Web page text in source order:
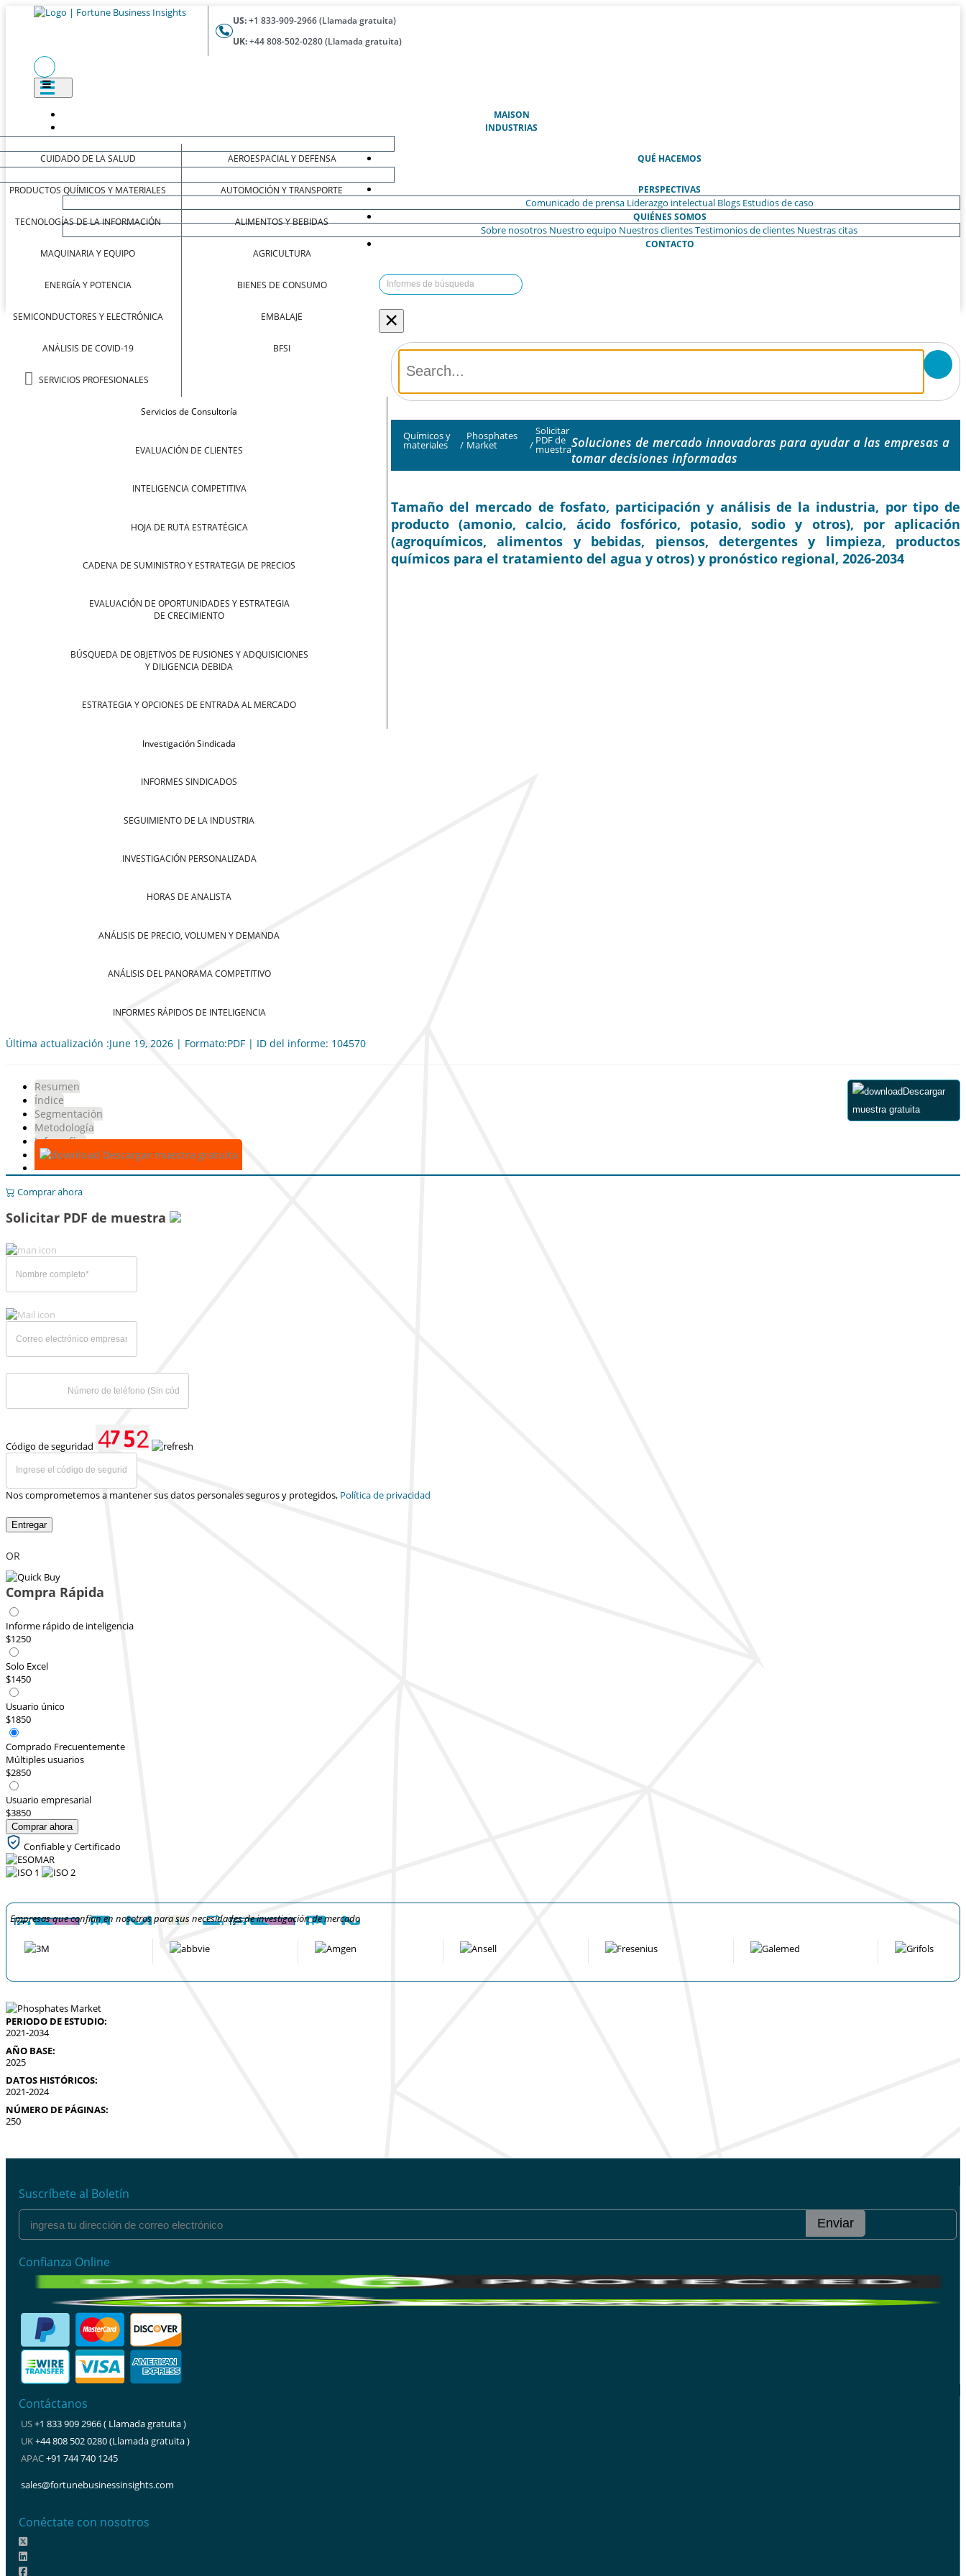
US:+1 833-909-2966 (Llamada gratuita)
UK:+44 808-502-0280 (Llamada gratuita)
MAISON(ACTUAL)
INDUSTRIAS
CUIDADO DE LA SALUD
PRODUCTOS QUÍMICOS Y MATERIALES
TECNOLOGÍAS DE LA INFORMACIÓN
MAQUINARIA Y EQUIPO
ENERGÍA Y POTENCIA
SEMICONDUCTORES Y ELECTRÓNICA
ANÁLISIS DE COVID-19
SERVICIOS PROFESIONALES
AEROESPACIAL Y DEFENSA
AUTOMOCIÓN Y TRANSPORTE
ALIMENTOS Y BEBIDAS
AGRICULTURA
BIENES DE CONSUMO
EMBALAJE
BFSI
QUÉ HACEMOS
Servicios de Consultoría
EVALUACIÓN DE CLIENTES
INTELIGENCIA COMPETITIVA
HOJA DE RUTA ESTRATÉGICA
CADENA DE SUMINISTRO Y ESTRATEGIA DE PRECIOS
EVALUACIÓN DE OPORTUNIDADES Y ESTRATEGIA
DE CRECIMIENTO
BÚSQUEDA DE OBJETIVOS DE FUSIONES Y ADQUISICIONES
Y DILIGENCIA DEBIDA
ESTRATEGIA Y OPCIONES DE ENTRADA AL MERCADO
Investigación Sindicada
INFORMES SINDICADOS
SEGUIMIENTO DE LA INDUSTRIA
INVESTIGACIÓN PERSONALIZADA
HORAS DE ANALISTA
ANÁLISIS DE PRECIO, VOLUMEN Y DEMANDA
ANÁLISIS DEL PANORAMA COMPETITIVO
INFORMES RÁPIDOS DE INTELIGENCIA
PERSPECTIVAS
Comunicado de prensa Liderazgo intelectual Blogs Estudios de caso
QUIÉNES SOMOS
Sobre nosotros Nuestro equipo Nuestros clientesTestimonios de clientes Nuestras citas
CONTACTO
×
Químicos y
materiales /
Phosphates
Market /
Solicitar
PDF de
muestraSoluciones de mercado innovadoras para ayudar a las empresas a
tomar decisiones informadas
Tamaño del mercado de fosfato, participación y análisis de la industria, por tipo de
producto (amonio, calcio, ácido fosfórico, potasio, sodio y otros), por aplicación
(agroquímicos, alimentos y bebidas, piensos, detergentes y limpieza, productos
químicos para el tratamiento del agua y otros) y pronóstico regional, 2026-2034
Última actualización :June 19, 2026 | Formato:PDF | ID del informe: 104570
Resumen
Índice
Segmentación
Metodología
Infografías
Descargar muestra gratuita
Descargar
muestra gratuita
Comprar ahora
Solicitar PDF de muestra
Código de seguridad
Nos comprometemos a mantener sus datos personales seguros y protegidos, Política de privacidad
Entregar
OR
Compra Rápida
Informe rápido de inteligencia
$1250
Solo Excel
$1450
Usuario único
$1850
Comprado Frecuentemente
Múltiples usuarios
$2850
Usuario empresarial
$3850
Comprar ahora
Confiable y Certificado
Empresas que confían en nosotros para sus necesidades de investigación de mercado
PERIODO DE ESTUDIO:
2021-2034
AÑO BASE:
2025
DATOS HISTÓRICOS:
2021-2024
NÚMERO DE PÁGINAS:
250
Suscríbete al Boletín
Enviar
Confianza Online
Contáctanos
US+1 833 909 2966 ( Llamada gratuita )
UK+44 808 502 0280 (Llamada gratuita )
APAC+91 744 740 1245
sales@fortunebusinessinsights.com
Conéctate con nosotros